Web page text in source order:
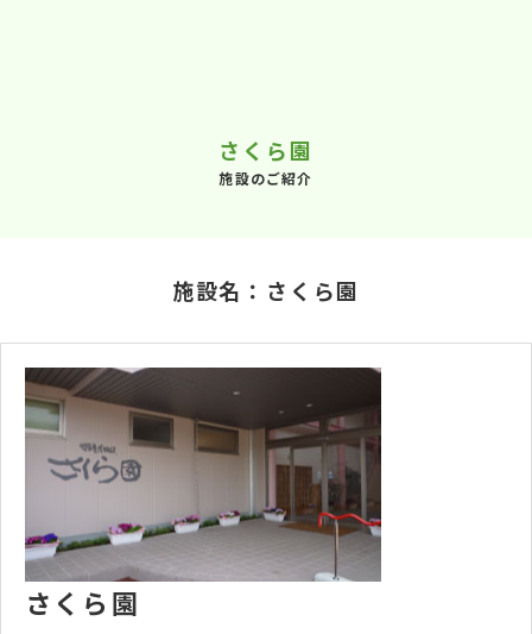
さくら園
施設のご紹介
施設名：さくら園
さくら園